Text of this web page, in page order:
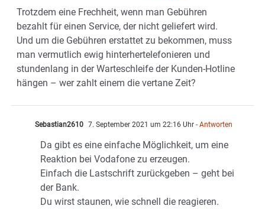
Trotzdem eine Frechheit, wenn man Gebühren
bezahlt für einen Service, der nicht geliefert wird.
Und um die Gebühren erstattet zu bekommen, muss
man vermutlich ewig hinterhertelefonieren und
stundenlang in der Warteschleife der Kunden-Hotline
hängen – wer zahlt einem die vertane Zeit?
Sebastian2610 7. September 2021 um 22:16 Uhr - Antworten
Da gibt es eine einfache Möglichkeit, um eine
Reaktion bei Vodafone zu erzeugen.
Einfach die Lastschrift zurückgeben – geht bei
der Bank.
Du wirst staunen, wie schnell die reagieren.